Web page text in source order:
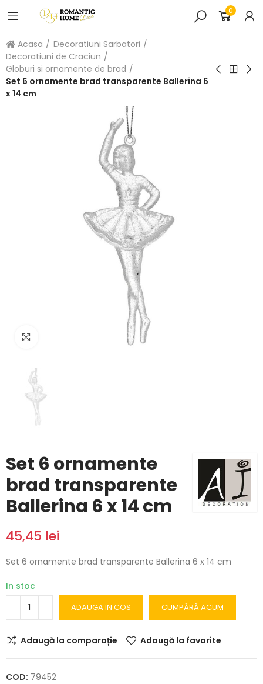
0
Acasa
Decoratiuni Sarbatori
Decoratiuni de Craciun
Globuri si ornamente de brad
Set 6 ornamente brad transparente Ballerina 6
x 14 cm
Set 6 ornamente
brad transparente
Ballerina 6 x 14 cm
45,45 lei
Set 6 ornamente brad transparente Ballerina 6 x 14 cm
In stoc
ADAUGA IN COS CUMPĂRĂ ACUM
Adaugă la comparație Adaugă la favorite
COD: 79452